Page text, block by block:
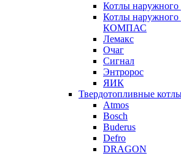
Котлы наружного
Котлы наружного
КОМПАС
Лемакс
Очаг
Сигнал
Энтророс
ЯИК
Твердотопливные
Atmos
Bosch
Buderus
Defro
DRAGON